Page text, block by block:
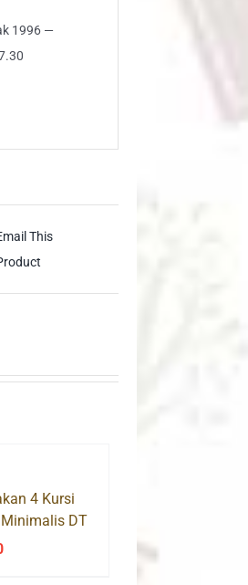
1996 —
This
4 Kursi
DT
Success